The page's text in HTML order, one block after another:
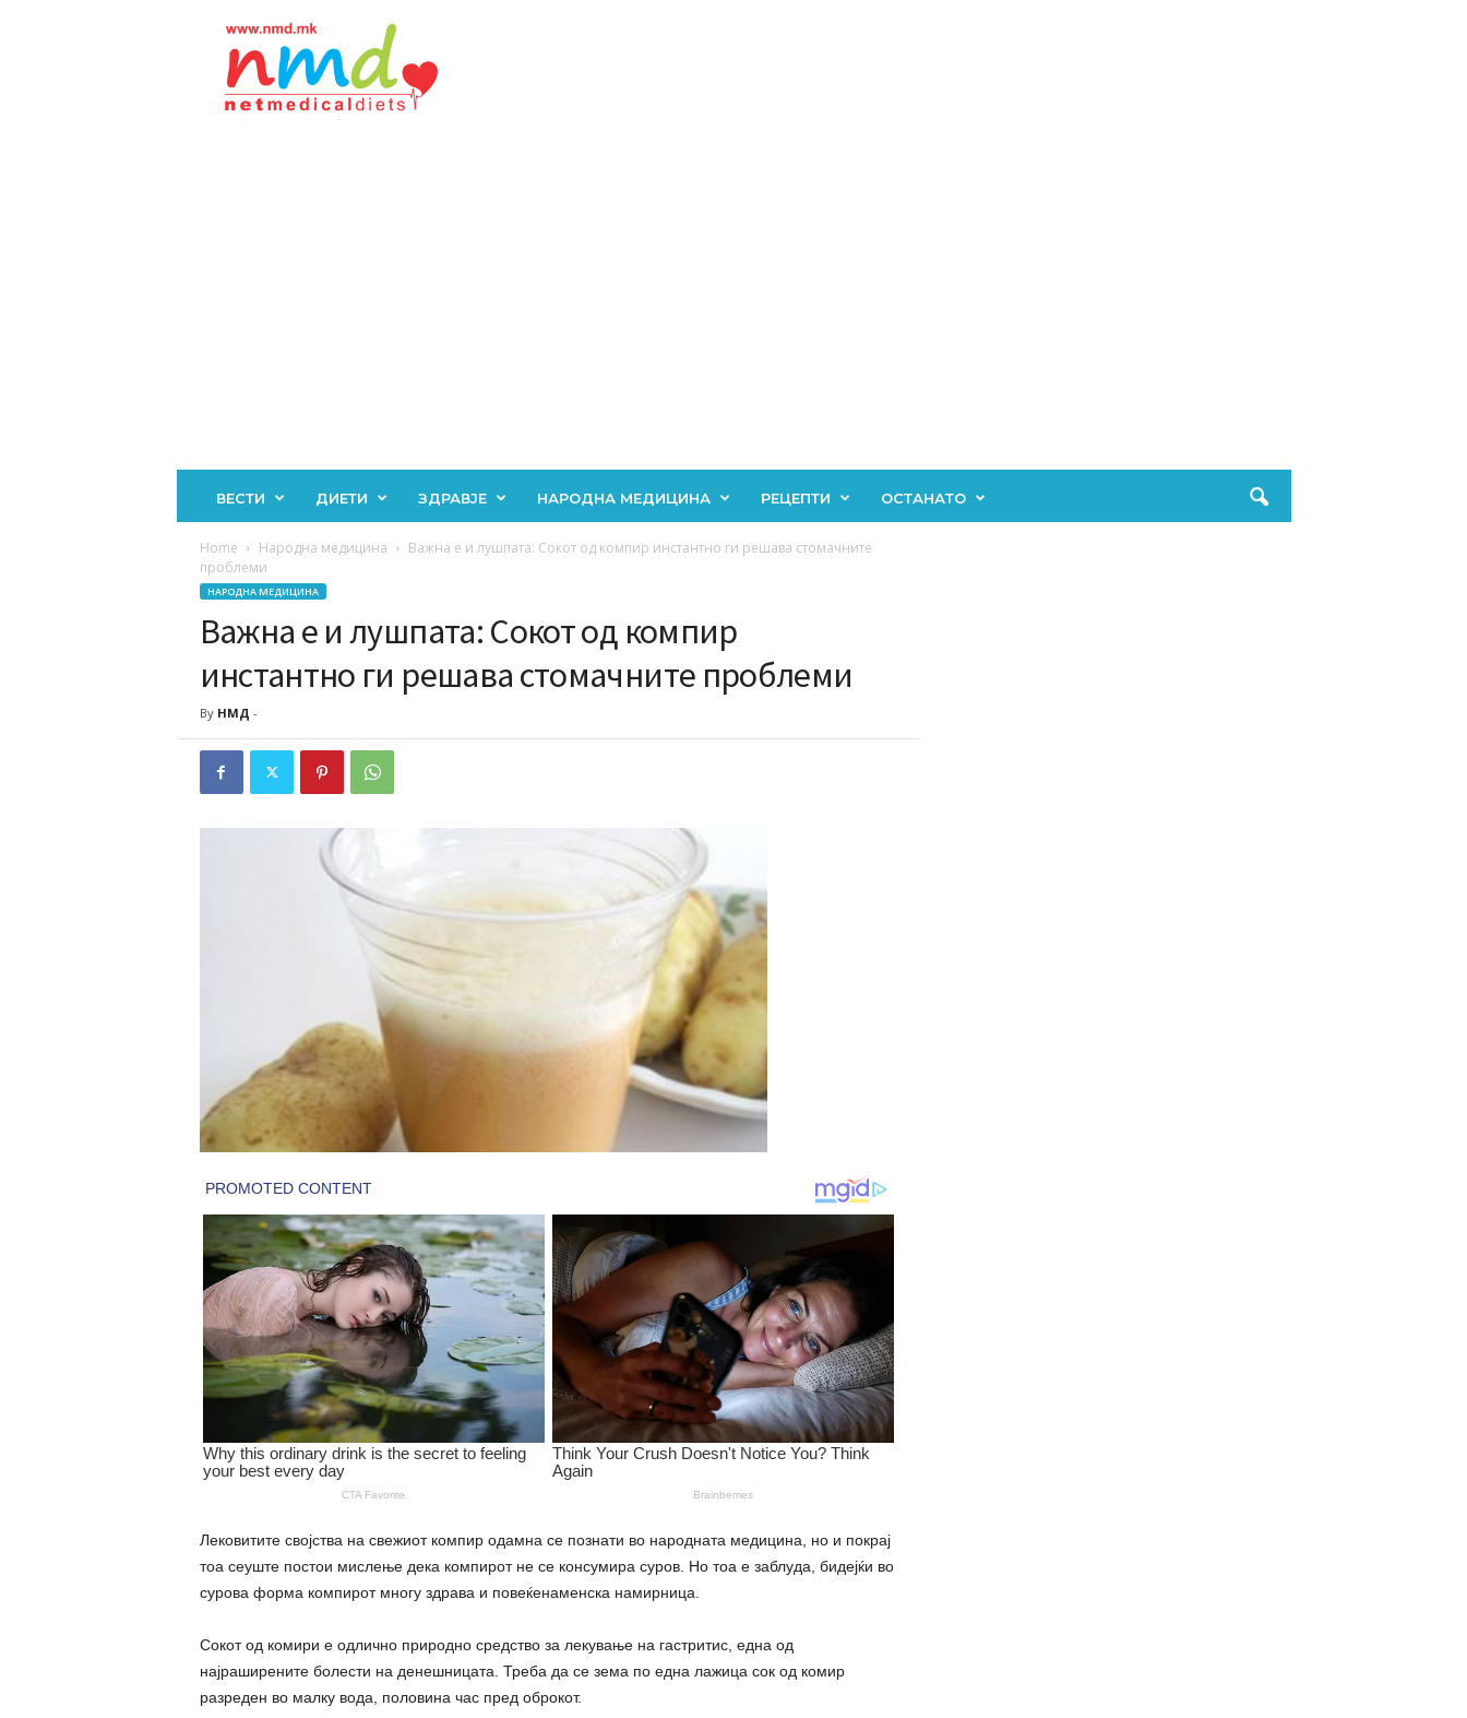
ВЕСТИ ДИЕТИ ЗДРАВЈЕ НАРОДНА МЕДИЦИНА РЕЦЕПТИ ОСТАНАТО
Home Народна медицина
Важна е и лушпата: Сокот од компир инстантно ги решава стомачните
проблеми
НАРОДНА МЕДИЦИНА
Важна е и лушпата: Сокот од компир
инстантно ги решава стомачните проблеми
By НМД -
Лековитите својства на свежиот компир одамна се познати во народната медицина, но и покрај
тоа сеуште постои мислење дека компирот не се консумира суров. Но тоа е заблуда, бидејќи во
сурова форма компирот многу здрава и повеќенаменска намирница.
Сокот од комири е одлично природно средство за лекување на гастритис, една од
најраширените болести на денешницата. Треба да се зема по една лажица сок од комир
разреден во малку вода, половина час пред оброкот.